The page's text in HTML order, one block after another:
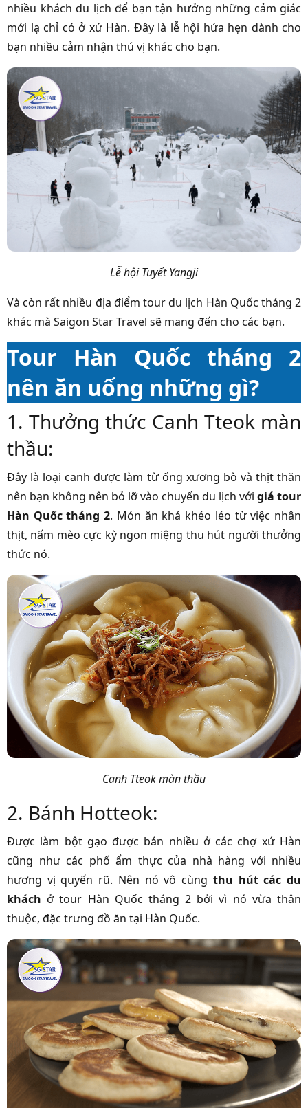
nhiều khách du lịch để bạn tận hưởng những cảm giác
mới lạ chỉ có ở xứ Hàn. Đây là lễ hội hứa hẹn dành cho
bạn nhiều cảm nhận thú vị khác cho bạn.
Lễ hội Tuyết Yangji
Và còn rất nhiều địa điểm tour du lịch Hàn Quốc tháng 2
khác mà Saigon Star Travel sẽ mang đến cho các bạn.
Tour Hàn Quốc tháng 2
nên ăn uống những gì?
1. Thưởng thức Canh Tteok màn
thầu:
Đây là loại canh được làm từ ống xương bò và thịt thăn
nên bạn không nên bỏ lỡ vào chuyến du lịch với giá tour
Hàn Quốc tháng 2. Món ăn khá khéo léo từ việc nhân
thịt, nấm mèo cực kỳ ngon miệng thu hút người thưởng
thức nó.
Canh Tteok màn thầu
2. Bánh Hotteok:
Được làm bột gạo được bán nhiều ở các chợ xứ Hàn
cũng như các phố ẩm thực của nhà hàng với nhiều
hương vị quyến rũ. Nên nó vô cùng thu hút các du
khách ở tour Hàn Quốc tháng 2 bởi vì nó vừa thân
thuộc, đặc trưng đồ ăn tại Hàn Quốc.